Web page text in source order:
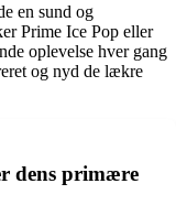
en sund og
Prime Ice Pop eller
oplevelse hver gang
og nyd de lækre
dens primære